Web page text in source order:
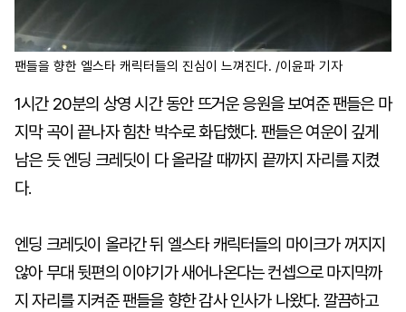
팬들을 향한 엘스타 캐릭터들의 진심이 느껴진다. /이윤파 기자
1시간 20분의 상영 시간 동안 뜨거운 응원을 보여준 팬들은 마
지막 곡이 끝나자 힘찬 박수로 화답했다. 팬들은 여운이 깊게
남은 듯 엔딩 크레딧이 다 올라갈 때까지 끝까지 자리를 지켰
다.
엔딩 크레딧이 올라간 뒤 엘스타 캐릭터들의 마이크가 꺼지지
않아 무대 뒷편의 이야기가 새어나온다는 컨셉으로 마지막까
지 자리를 지켜준 팬들을 향한 감사 인사가 나왔다. 깔끔하고